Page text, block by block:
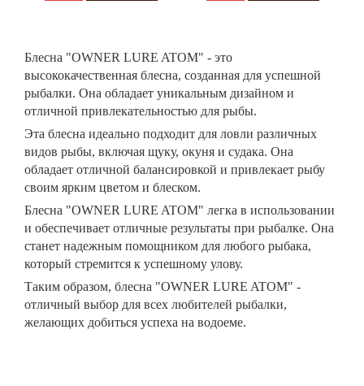
Блесна "OWNER LURE ATOM" - это
высококачественная блесна, созданная для успешной
рыбалки. Она обладает уникальным дизайном и
отличной привлекательностью для рыбы.
Эта блесна идеально подходит для ловли различных
видов рыбы, включая щуку, окуня и судака. Она
обладает отличной балансировкой и привлекает рыбу
своим ярким цветом и блеском.
Блесна "OWNER LURE ATOM" легка в использовании
и обеспечивает отличные результаты при рыбалке. Она
станет надежным помощником для любого рыбака,
который стремится к успешному улову.
Таким образом, блесна "OWNER LURE ATOM" -
отличный выбор для всех любителей рыбалки,
желающих добиться успеха на водоеме.